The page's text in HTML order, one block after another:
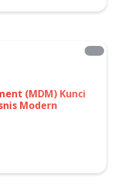
(MDM) Kunci
Modern